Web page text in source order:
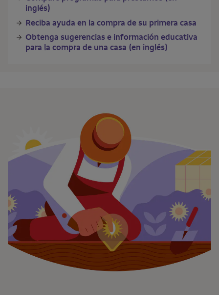
inglés)
Reciba ayuda en la compra de su primera casa
Obtenga sugerencias e información educativa
para la compra de una casa (en inglés)